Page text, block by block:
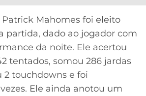
Mahomes foi eleito
partida, dado ao jogador com
da noite. Ele acertou
tentados, somou 286 jardas
2 touchdowns e foi
Ele ainda anotou um